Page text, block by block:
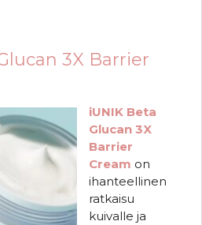
3X Barrier
iUNIK Beta
Glucan 3X
Barrier
Cream on
ihanteellinen
ratkaisu
kuivalle ja